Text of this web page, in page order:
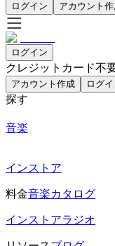
ログイン アカウント
ログイン
クレジットカード不
アカウント作成 ログ
探す
音楽
インストア
料金音楽カタログ
インストアラジオ